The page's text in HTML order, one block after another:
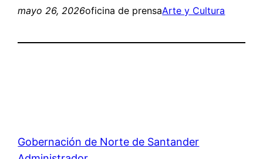
mayo 26, 2026oficina de prensaArte y Cultura
Gobernación de Norte de Santander